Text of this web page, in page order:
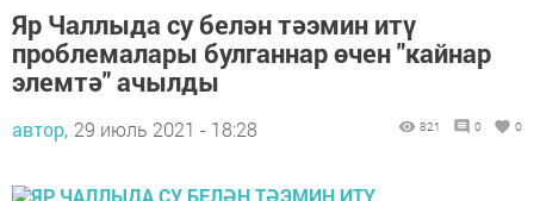
Яр Чаллыда су белән тәэмин итү
проблемалары булганнар өчен "кайнар
элемтә" ачылды
автор, 29 июль 2021 - 18:28 821 0 0